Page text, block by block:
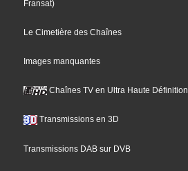
Fransat)
Le Cimetière des Chaînes
Images manquantes
Chaînes TV en Ultra Haute Définition
Transmissions en 3D
Transmissions DAB sur DVB